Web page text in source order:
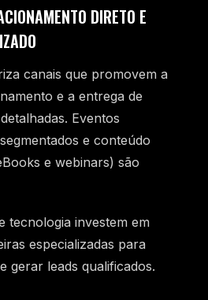
DIRETO E
canais que promovem a
e a entrega de
Eventos
e conteúdo
e webinars) são
tecnologia investem em
especializadas para
gerar leads qualificados.